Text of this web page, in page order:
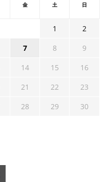
金 土 日
1
2
7 8
9
14 15
16
21 22
23
28 29
30